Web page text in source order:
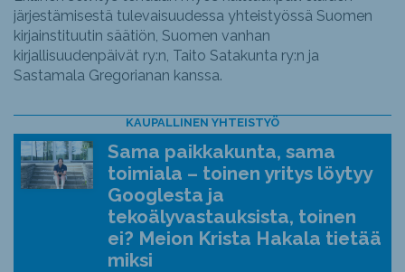
järjestämisestä tulevaisuudessa yhteistyössä Suomen
kirjainstituutin säätiön, Suomen vanhan
kirjallisuudenpäivät ry:n, Taito Satakunta ry:n ja
Sastamala Gregorianan kanssa.
KAUPALLINEN YHTEISTYÖ
Sama paikkakunta, sama
toimiala – toinen yritys löytyy
Googlesta ja
tekoälyvastauksista, toinen
ei? Meion Krista Hakala tietää
miksi